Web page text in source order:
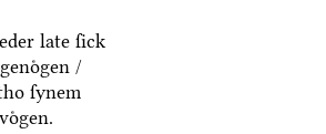
late ſick
/
ſynem